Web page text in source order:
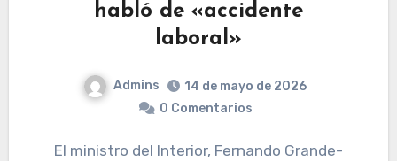
habló de «accidente
laboral»
Admins
14 de mayo de 2026
0 Comentarios
El ministro del Interior, Fernando Grande-